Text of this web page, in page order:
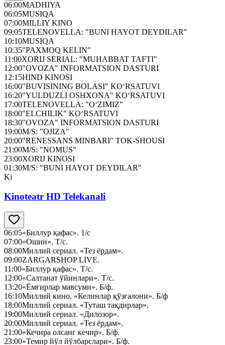
06:00MADHIYA
06:05MUSIQA
07:00MILLIY KINO
09:05TELENOVELLA: "BUNI HAYOT DEYDILAR"
10:10MUSIQA
10:35"PAXMOQ KELIN"
11:00XORIJ SERIAL: "MUHABBAT TAFTI"
12:00"OVOZA" INFORMATSION DASTURI
12:15HIND KINOSI
16:00"BUVISINING BOLASI" KO‘RSATUVI
16:20"YULDUZLI OSHXONA" KO‘RSATUVI
17:00TELENOVELLA: "O‘ZIMIZ"
18:00"ELCHILIK" KO‘RSATUVI
18:30"OVOZA" INFORMATSION DASTURI
19:00M/S: "OJIZA"
20:00"RENESSANS MINBARI" TOK-SHOUSI
21:00M/S: "NOMUS"
23:00XORIJ KINOSI
01:30M/S: "BUNI HAYOT DEYDILAR"
Ki
Kinoteatr HD Telekanali
06:05«Биллур қафас». 1/с
07:00«Ошин». Т/с.
08:00Миллий сериал. «Тез ёрдам».
09:00ZARGARSHOP LIVE.
11:00«Биллур қафас». Т/с.
12:00«Салтанат ўйинлари». Т/с.
13:20«Ёмғирлар мавсуми». Б/ф.
16:10Миллий кино. «Келинлар қўзғалони». Б/ф
18:00Миллий сериал. «Туташ тақдирлар».
19:00Миллий сериал. «Дилозор».
20:00Миллий сериал. «Тез ёрдам».
21:00«Кечира олсанг кечир». Б/ф.
23:00«Темир йўл йўлбарслари». Б/ф.